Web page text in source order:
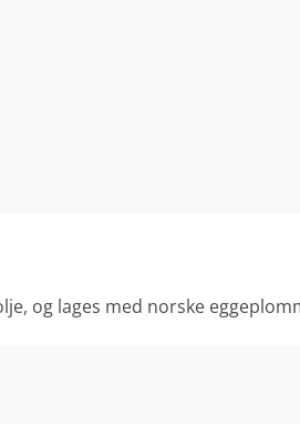
og lages med norske